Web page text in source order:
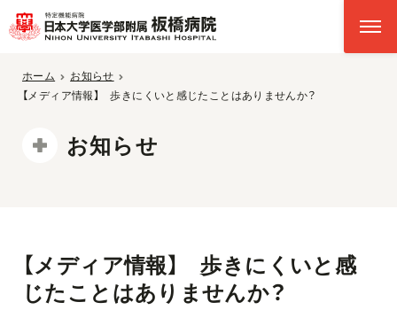
ホーム
お知らせ
【メディア情報】 歩きにくいと感じたことはありませんか？
お知らせ
【メディア情報】 歩きにくいと感
じたことはありませんか？